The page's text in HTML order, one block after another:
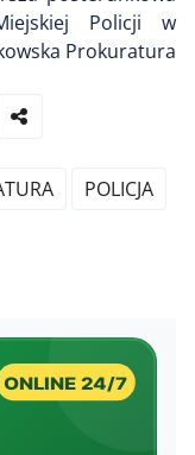
Policji w
Prokuratura
POLICJA